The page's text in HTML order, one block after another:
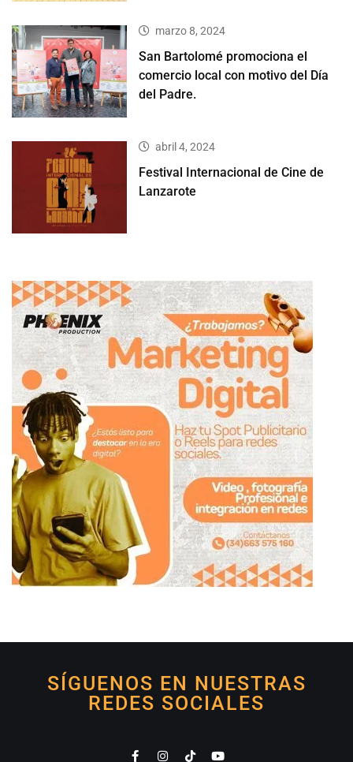
marzo 8, 2024
San Bartolomé promociona el
comercio local con motivo del Día
del Padre.
abril 4, 2024
Festival Internacional de Cine de
Lanzarote
SÍGUENOS EN NUESTRAS
REDES SOCIALES